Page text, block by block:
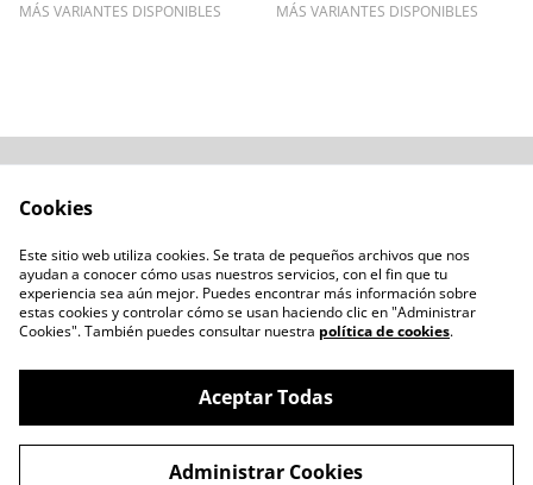
MÁS VARIANTES DISPONIBLES MÁS VARIANTES DISPONIBLES
Condiciones
Política de Privacidad
Política de Cookies
Blogs
Cookies
Este sitio web utiliza cookies. Se trata de pequeños archivos que nos
ayudan a conocer cómo usas nuestros servicios, con el fin que tu
experiencia sea aún mejor. Puedes encontrar más información sobre
estas cookies y controlar cómo se usan haciendo clic en "Administrar
Cookies". También puedes consultar nuestra política de cookies.
Aceptar Todas
Administrar Cookies